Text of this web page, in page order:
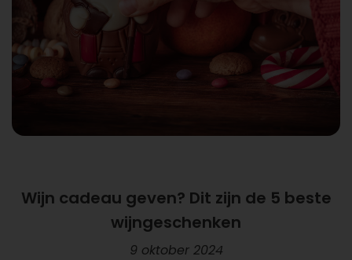
Wijn cadeau geven? Dit zijn de 5 beste
wijngeschenken
9 oktober 2024